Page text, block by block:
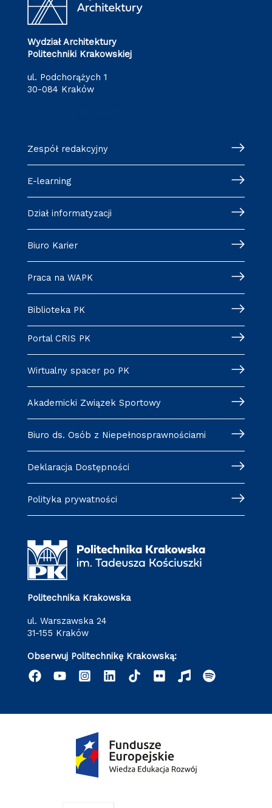
Wydział Architektury
Politechniki Krakowskiej
ul. Podchorążych 1
30-084 Kraków
Zespół redakcyjny
E-learning
Dział informatyzacji
Biuro Karier
Praca na WAPK
Biblioteka PK
Portal CRIS PK
Wirtualny spacer po PK
Akademicki Związek Sportowy
Biuro ds. Osób z Niepełnosprawnościami
Deklaracja Dostępności
Polityka prywatności
Politechnika Krakowska
ul. Warszawska 24
31-155 Kraków
Obserwuj Politechnikę Krakowską: